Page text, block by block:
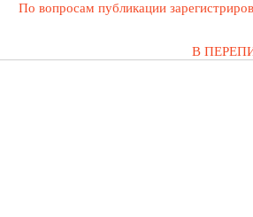
По вопросам публикации
В